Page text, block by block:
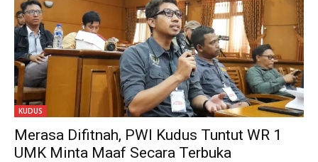
KUDUS
Merasa Difitnah, PWI Kudus Tuntut WR 1
UMK Minta Maaf Secara Terbuka